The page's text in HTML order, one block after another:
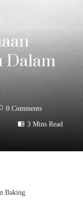
Dalam
0 Comments
3 Mins Read
Baking